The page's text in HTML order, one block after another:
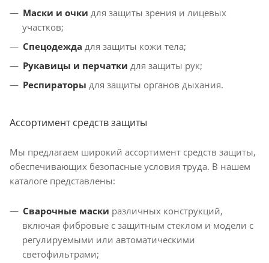
Маски и очки для защиты зрения и лицевых
участков;
Спецодежда для защиты кожи тела;
Рукавицы и перчатки для защиты рук;
Респираторы для защиты органов дыхания.
Ассортимент средств защиты
Мы предлагаем широкий ассортимент средств защиты,
обеспечивающих безопасные условия труда. В нашем
каталоге представлены:
Сварочные маски различных конструкций,
включая фибровые с защитным стеклом и модели с
регулируемыми или автоматическими
светофильтрами;